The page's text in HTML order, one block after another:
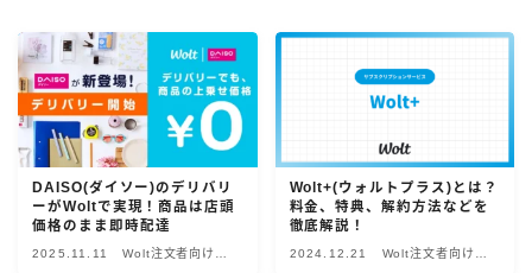
menu配達員ガイド
ロケットナウ配達員ガイド
配達員272人アンケート調査
収入シミュレーター
配達員の体験談・口コミ
DAISO(ダイソー)のデリバリ
ーがWoltで実現！商品は店頭
価格のまま即時配達
2025.11.11
Wolt注文者向け情
Wolt+(ウォルトプラス)とは？
料金、特典、解約方法などを
徹底解説！
2024.12.21
Wolt注文者向け情